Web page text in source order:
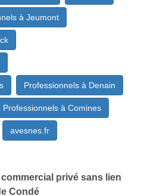
à Jeumont
Professionnels à Denain
Professionnels à Comines
avesnes.fr
privé sans lien
Condé